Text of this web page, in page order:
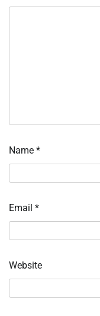
Name *
Email *
Website